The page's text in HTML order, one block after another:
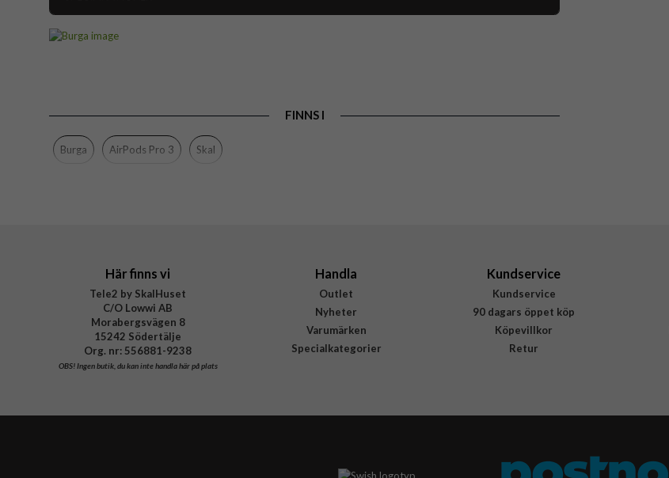
Varumärke
FINNS I
Burga AirPods Pro 3 Skal
Här finns vi
Tele2 by SkalHuset
C/O Lowwi AB
Morabergsvägen 8
15242 Södertälje
Org. nr: 556881-9238
OBS!Ingen butik, du kan inte handla här på plats
Handla
Outlet
Nyheter
Varumärken
Specialkategorier
Kundservice
Kundservice
90 dagars öppet köp
Köpevillkor
Retur